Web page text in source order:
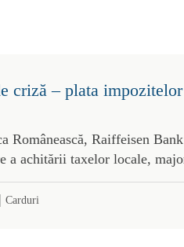
criză – plata
Românească, Raiffeisen
a achitării taxelor locale,
Carduri